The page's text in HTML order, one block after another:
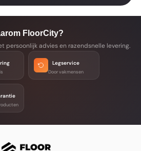
FloorCity?
persoonlijk advies en razendsnelle levering.
Legservice
Door vakmensen